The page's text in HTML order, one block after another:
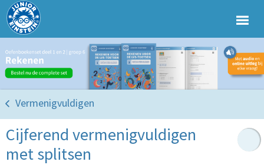
Vermenigvuldigen
Cijferend vermenigvuldigen
met splitsen